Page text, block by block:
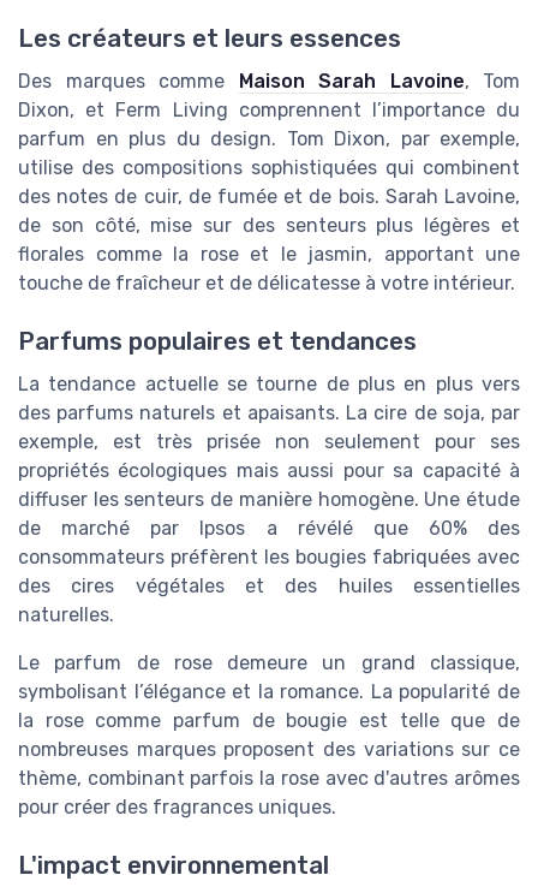
Les créateurs et leurs essences
Des marques comme Maison Sarah Lavoine, Tom
Dixon, et Ferm Living comprennent l’importance du
parfum en plus du design. Tom Dixon, par exemple,
utilise des compositions sophistiquées qui combinent
des notes de cuir, de fumée et de bois. Sarah Lavoine,
de son côté, mise sur des senteurs plus légères et
florales comme la rose et le jasmin, apportant une
touche de fraîcheur et de délicatesse à votre intérieur.
Parfums populaires et tendances
La tendance actuelle se tourne de plus en plus vers
des parfums naturels et apaisants. La cire de soja, par
exemple, est très prisée non seulement pour ses
propriétés écologiques mais aussi pour sa capacité à
diffuser les senteurs de manière homogène. Une étude
de marché par Ipsos a révélé que 60% des
consommateurs préfèrent les bougies fabriquées avec
des cires végétales et des huiles essentielles
naturelles.
Le parfum de rose demeure un grand classique,
symbolisant l’élégance et la romance. La popularité de
la rose comme parfum de bougie est telle que de
nombreuses marques proposent des variations sur ce
thème, combinant parfois la rose avec d'autres arômes
pour créer des fragrances uniques.
L'impact environnemental